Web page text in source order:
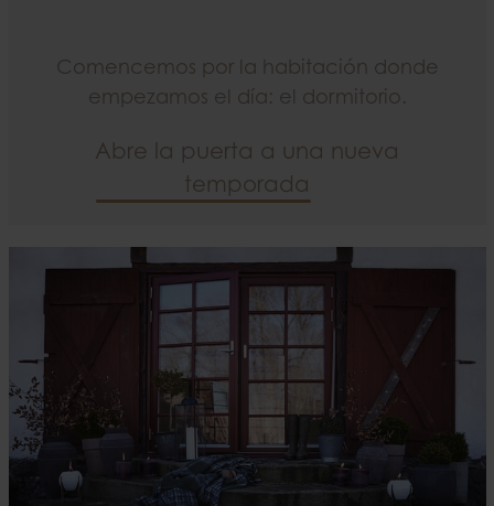
Comencemos por la habitación donde
empezamos el día: el dormitorio.
Abre la puerta a una nueva
temporada